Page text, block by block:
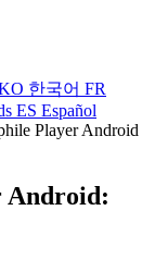
한국어 FR
ES Español
Player Android
Android: